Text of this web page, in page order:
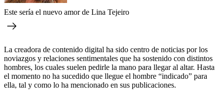
Este sería el nuevo amor de Lina Tejeiro
La creadora de contenido digital ha sido centro de noticias por los
noviazgos y relaciones sentimentales que ha sostenido con distintos
hombres, los cuales suelen pedirle la mano para llegar al altar. Hasta
el momento no ha sucedido que llegue el hombre “indicado” para
ella, tal y como lo ha mencionado en sus publicaciones.